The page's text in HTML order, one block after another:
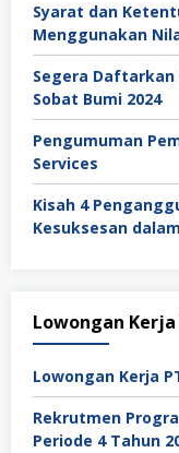
Syarat dan
Menggunakan
Segera Daftarkan
Sobat Bumi 2024
Pengumuman
Services
Kisah 4
Kesuksesan
Lowongan
Lowongan Kerja
Rekrutmen
Periode 4 Tahun